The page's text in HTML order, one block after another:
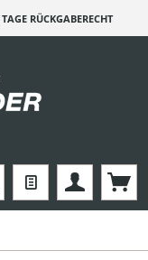
RÜCKGABERECHT